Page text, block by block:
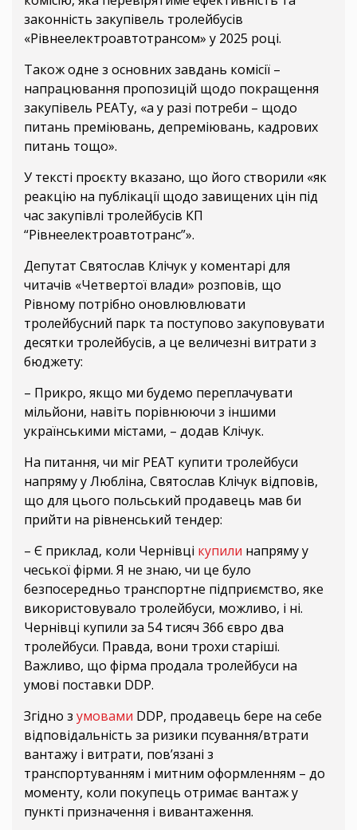
законність закупівель тролейбусів
«Рівнеелектроавтотрансом» у 2025 році.
Також одне з основних завдань комісії –
напрацювання пропозицій щодо покращення
закупівель РЕАТу, «а у разі потреби – щодо
питань преміювань, депреміювань, кадрових
питань тощо».
У тексті проєкту вказано, що його створили «як
реакцію на публікації щодо завищених цін під
час закупівлі тролейбусів КП
“Рівнеелектроавтотранс”».
Депутат Святослав Клічук у коментарі для
читачів «Четвертої влади» розповів, що
Рівному потрібно оновлювлювати
тролейбусний парк та поступово закуповувати
десятки тролейбусів, а це величезні витрати з
бюджету:
– Прикро, якщо ми будемо переплачувати
мільйони, навіть порівнюючи з іншими
українськими містами, – додав Клічук.
На питання, чи міг РЕАТ купити тролейбуси
напряму у Любліна, Святослав Клічук відповів,
що для цього польський продавець мав би
прийти на рівненський тендер:
– Є приклад, коли Чернівці купили напряму у
чеської фірми. Я не знаю, чи це було
безпосередньо транспортне підприємство, яке
використовувало тролейбуси, можливо, і ні.
Чернівці купили за 54 тисяч 366 євро два
тролейбуси. Правда, вони трохи старіші.
Важливо, що фірма продала тролейбуси на
умові поставки DDP.
Згідно з умовами DDP, продавець бере на себе
відповідальність за ризики псування/втрати
вантажу і витрати, пов’язані з
транспортуванням і митним оформленням – до
моменту, коли покупець отримає вантаж у
пункті призначення і вивантаження.